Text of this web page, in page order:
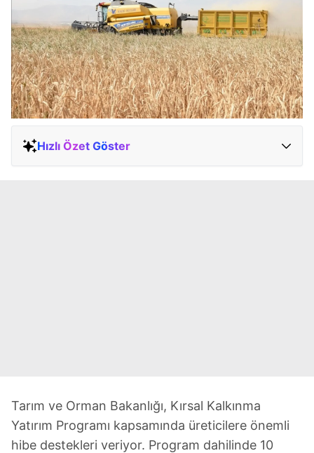
Hızlı Özet Göster
Tarım ve Orman Bakanlığı, Kırsal Kalkınma
Yatırım Programı kapsamında üreticilere önemli
hibe destekleri veriyor. Program dahilinde 10